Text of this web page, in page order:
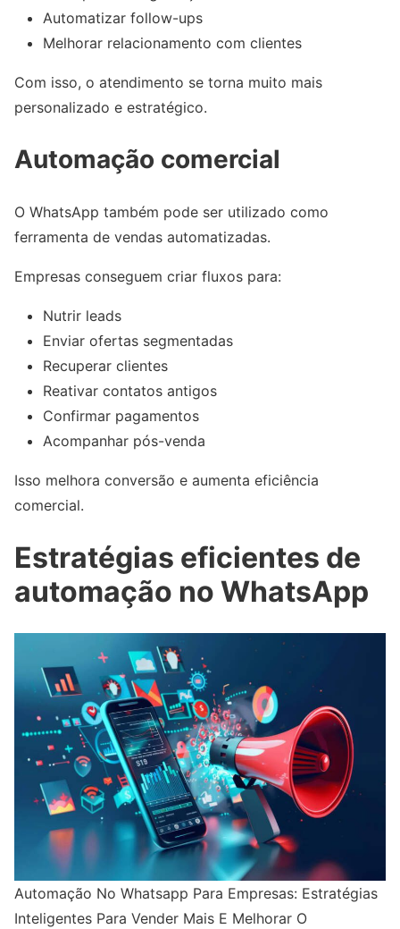
Automatizar follow-ups
Melhorar relacionamento com clientes
Com isso, o atendimento se torna muito mais
personalizado e estratégico.
Automação comercial
O WhatsApp também pode ser utilizado como
ferramenta de vendas automatizadas.
Empresas conseguem criar fluxos para:
Nutrir leads
Enviar ofertas segmentadas
Recuperar clientes
Reativar contatos antigos
Confirmar pagamentos
Acompanhar pós-venda
Isso melhora conversão e aumenta eficiência
comercial.
Estratégias eficientes de
automação no WhatsApp
Automação No Whatsapp Para Empresas: Estratégias
Inteligentes Para Vender Mais E Melhorar O